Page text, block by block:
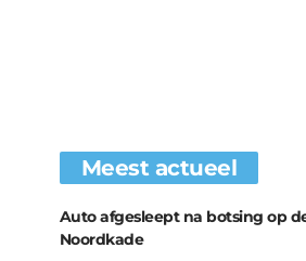
Meest actueel
Auto afgesleept na botsing op
Noordkade